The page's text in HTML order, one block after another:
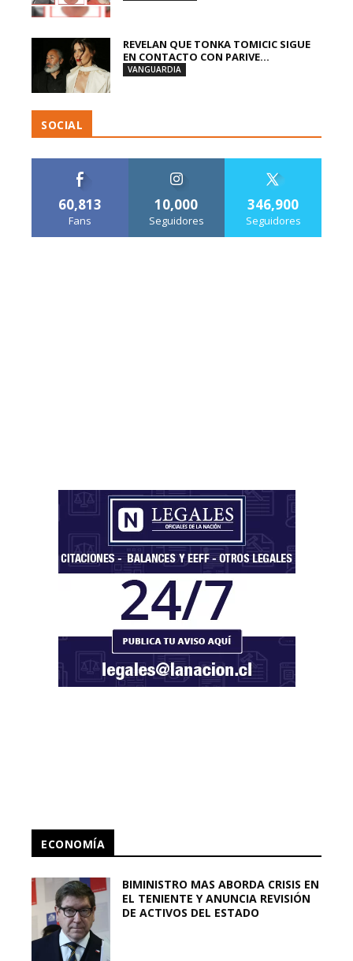
REVELAN QUE TONKA TOMICIC SIGUE
EN CONTACTO CON PARIVE...
VANGUARDIA
SOCIAL
60,813
Fans
10,000
Seguidores
346,900
Seguidores
ECONOMÍA
BIMINISTRO MAS ABORDA CRISIS EN
EL TENIENTE Y ANUNCIA REVISIÓN
DE ACTIVOS DEL ESTADO